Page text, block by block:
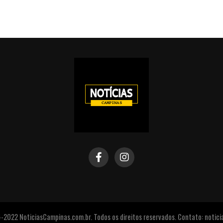
NoticiasCampinas.com.br. Todos os direitos reservados. Contato: